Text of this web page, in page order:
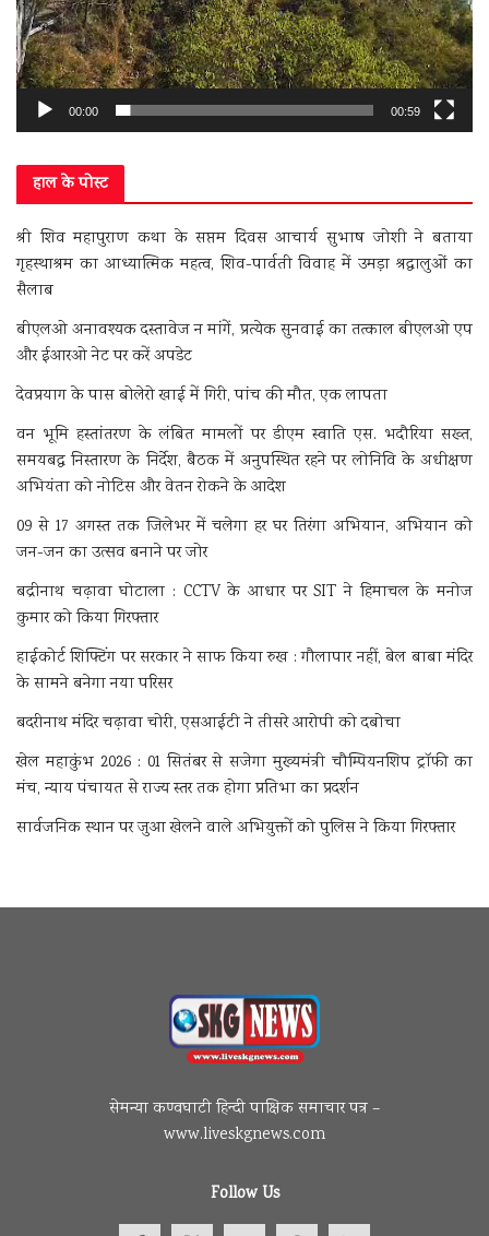
00:00 00:59
हाल के पोस्ट
श्री शिव महापुराण कथा के सप्तम दिवस आचार्य सुभाष जोशी ने बताया
गृहस्थाश्रम का आध्यात्मिक महत्व, शिव-पार्वती विवाह में उमड़ा श्रद्धालुओं का
सैलाब
बीएलओ अनावश्यक दस्तावेज न मांगें, प्रत्येक सुनवाई का तत्काल बीएलओ एप
और ईआरओ नेट पर करें अपडेट
देवप्रयाग के पास बोलेरो खाई में गिरी, पांच की मौत, एक लापता
वन भूमि हस्तांतरण के लंबित मामलों पर डीएम स्वाति एस. भदौरिया सख्त,
समयबद्ध निस्तारण के निर्देश, बैठक में अनुपस्थित रहने पर लोनिवि के अधीक्षण
अभियंता को नोटिस और वेतन रोकने के आदेश
09 से 17 अगस्त तक जिलेभर में चलेगा हर घर तिरंगा अभियान, अभियान को
जन-जन का उत्सव बनाने पर जोर
बद्रीनाथ चढ़ावा घोटाला : CCTV के आधार पर SIT ने हिमाचल के मनोज
कुमार को किया गिरफ्तार
हाईकोर्ट शिफ्टिंग पर सरकार ने साफ किया रुख : गौलापार नहीं, बेल बाबा मंदिर
के सामने बनेगा नया परिसर
बदरीनाथ मंदिर चढ़ावा चोरी, एसआईटी ने तीसरे आरोपी को दबोचा
खेल महाकुंभ 2026 : 01 सितंबर से सजेगा मुख्यमंत्री चौम्पियनशिप ट्रॉफी का
मंच, न्याय पंचायत से राज्य स्तर तक होगा प्रतिभा का प्रदर्शन
सार्वजनिक स्थान पर जुआ खेलने वाले अभियुक्तों को पुलिस ने किया गिरफ्तार
सेमन्या कण्वघाटी हिन्दी पाक्षिक समाचार पत्र –
www.liveskgnews.com
Follow Us